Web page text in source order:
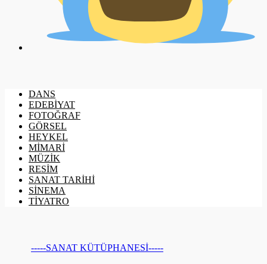
DANS
EDEBİYAT
FOTOĞRAF
GÖRSEL
HEYKEL
MİMARİ
MÜZİK
RESİM
SANAT TARİHİ
SİNEMA
TİYATRO
-----SANAT KÜTÜPHANESİ-----